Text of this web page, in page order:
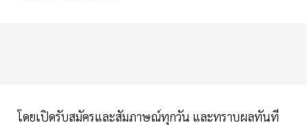
โดยเปิดรับสมัครและสัมภาษณ์ทุกวัน และทราบผลทันที